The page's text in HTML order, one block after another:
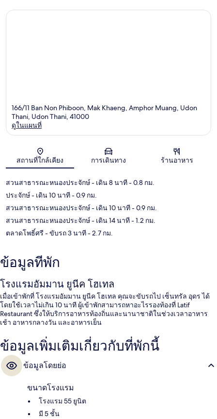
แผนที่
166/11 Ban Non Phiboon, Mak Khaeng, Amphor Muang, Udon
Thani, Udon Thani, 41000
ดูในแผนที่
สถานที่ใกล้เคียง การเดินทาง ร้านอาหาร
สวนสาธารณะหนองประจักษ์- เดิน 8 นาที- 0.8 กม.
ประจักษ์- เดิน 10 นาที- 0.9 กม.
สวนสาธารณะหนองประจักษ์- เดิน 10 นาที- 0.9 กม.
สวนสาธารณะหนองประจักษ์- เดิน 14 นาที- 1.2 กม.
ตลาดโพธิ์ศรี - ขับรถ 3 นาที- 2.7 กม.
ข้อมูลที่พัก
โรงแรมอัมมาน ยูนีค โฮเทล
เมื่อเข้าพักที่ โรงแรมอัมมาน ยูนีค โฮเทล คุณจะขับรถไป เซ็นทรัล อุดร ได้
โดยใช้เวลาไม่เกิน 10 นาที ผู้เข้าพักสามารถหาอะไรรองท้องที่ Latif
Restaurant ซึ่งให้บริการอาหารท้องถิ่นและนานาชาติในช่วงเวลาอาหาร
เช้า อาหารกลางวัน และอาหารเย็น
ข้อมูลเพิ่มเติมเกี่ยวกับที่พักนี้
ข้อมูลโดยย่อ
ขนาดโรงแรม
โรงแรม 55 ยูนิต
มี 5 ชั้น